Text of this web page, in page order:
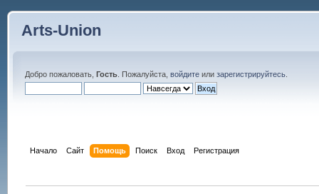
Arts-Union
Добро пожаловать, Гость. Пожалуйста, войдитеили зарегистрируйтесь.
Начало Сайт Помощь Поиск Вход Регистрация